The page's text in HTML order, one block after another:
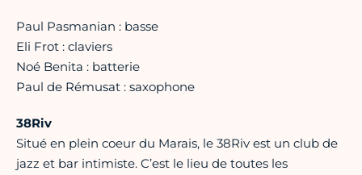
Paul Pasmanian : basse
Eli Frot : claviers
Noé Benita : batterie
Paul de Rémusat : saxophone
38Riv
Situé en plein coeur du Marais, le 38Riv est un club de
jazz et bar intimiste. C’est le lieu de toutes les